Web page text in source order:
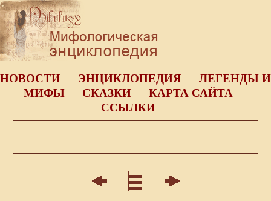
НОВОСТИ ЭНЦИКЛОПЕДИЯ
ЛЕГЕНДЫ И
МИФЫ
СКАЗКИ
КАРТА САЙТА
ССЫЛКИ